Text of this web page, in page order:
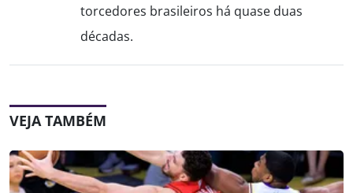
torcedores brasileiros há quase duas
décadas.
VEJA TAMBÉM